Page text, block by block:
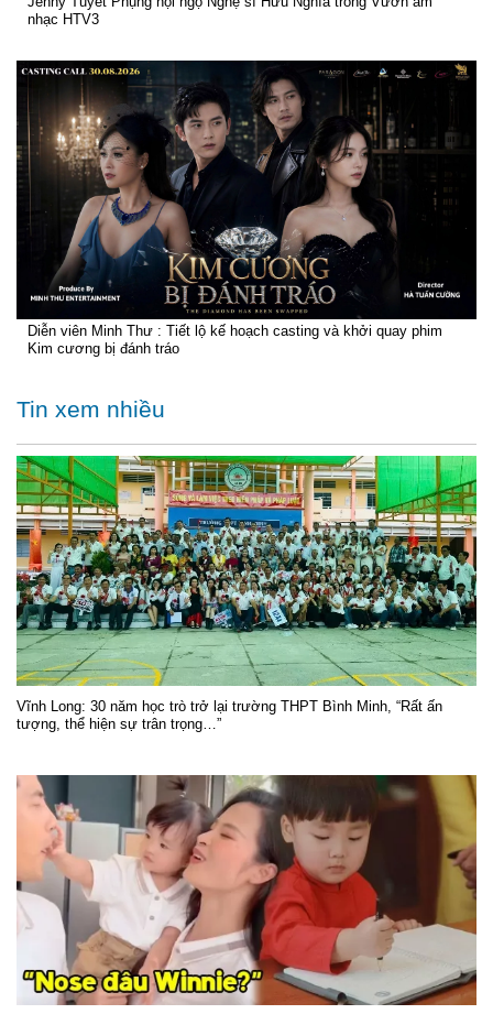
nhạc HTV3
Diễn viên Minh Thư : Tiết lộ kế hoạch casting và khởi quay phim
Kim cương bị đánh tráo
Tin xem nhiều
Vĩnh Long: 30 năm học trò trở lại trường THPT Bình Minh, “Rất ấn
tượng, thể hiện sự trân trọng…”